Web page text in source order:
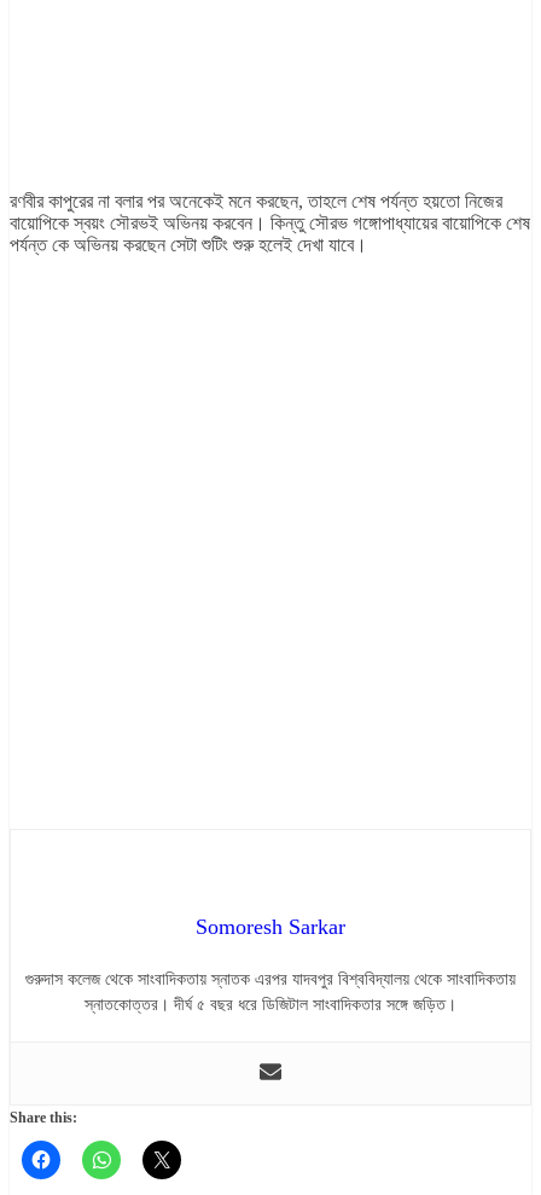
রণবীর কাপুরের না বলার পর অনেকেই মনে করছেন, তাহলে শেষ পর্যন্ত হয়তো নিজের
বায়োপিকে স্বয়ং সৌরভই অভিনয় করবেন। কিন্তু সৌরভ গঙ্গোপাধ্যায়ের বায়োপিকে শেষ
পর্যন্ত কে অভিনয় করছেন সেটা শুটিং শুরু হলেই দেখা যাবে।
Somoresh Sarkar
গুরুদাস কলেজ থেকে সাংবাদিকতায় স্নাতক এরপর যাদবপুর বিশ্ববিদ্যালয় থেকে সাংবাদিকতায়
স্নাতকোত্তর। দীর্ঘ ৫ বছর ধরে ডিজিটাল সাংবাদিকতার সঙ্গে জড়িত।
Share this: